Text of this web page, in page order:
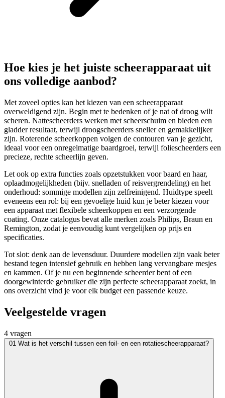
Hoe kies je het juiste scheerapparaat uit
ons volledige aanbod?
Met zoveel opties kan het kiezen van een scheerapparaat
overweldigend zijn. Begin met te bedenken of je nat of droog wilt
scheren. Nattescheerders werken met scheerschuim en bieden een
gladder resultaat, terwijl droogscheerders sneller en gemakkelijker
zijn. Roterende scheerkoppen volgen de contouren van je gezicht,
ideaal voor een onregelmatige baardgroei, terwijl foliescheerders een
precieze, rechte scheerlijn geven.
Let ook op extra functies zoals opzetstukken voor baard en haar,
oplaadmogelijkheden (bijv. snelladen of reisvergrendeling) en het
onderhoud: sommige modellen zijn zelfreinigend. Huidtype speelt
eveneens een rol: bij een gevoelige huid kun je beter kiezen voor
een apparaat met flexibele scheerkoppen en een verzorgende
coating. Onze catalogus bevat alle merken zoals Philips, Braun en
Remington, zodat je eenvoudig kunt vergelijken op prijs en
specificaties.
Tot slot: denk aan de levensduur. Duurdere modellen zijn vaak beter
bestand tegen intensief gebruik en hebben lang vervangbare mesjes
en kammen. Of je nu een beginnende scheerder bent of een
doorgewinterde gebruiker die zijn perfecte scheerapparaat zoekt, in
ons overzicht vind je voor elk budget een passende keuze.
Veelgestelde vragen
4 vragen
01 Wat is het verschil tussen een foil- en een rotatiescheerapparaat?